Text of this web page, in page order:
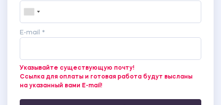
E-mail *
Указывайте существующую почту!
Ссылка для оплаты и готовая работа будут высланы
на указанный вами E-mail!